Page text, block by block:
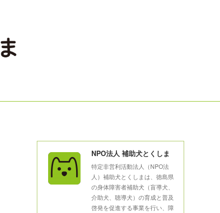
NPO法人 補助犬とくしま
特定非営利活動法人（NPO法
人）補助犬とくしまは、徳島県
の身体障害者補助犬（盲導犬、
介助犬、聴導犬）の育成と普及
啓発を促進する事業を行い、障